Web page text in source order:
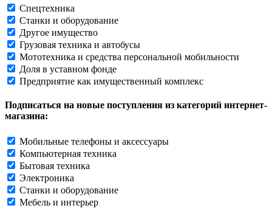
Спецтехника
Станки и оборудование
Другое имущество
Грузовая техника и автобусы
Мототехника и средства персональной мобильности
Доля в уставном фонде
Предприятие как имущественный комплекс
Подписаться на новые поступления из категорий интернет-
магазина:
Мобильные телефоны и аксессуары
Компьютерная техника
Бытовая техника
Электроника
Станки и оборудование
Мебель и интерьер